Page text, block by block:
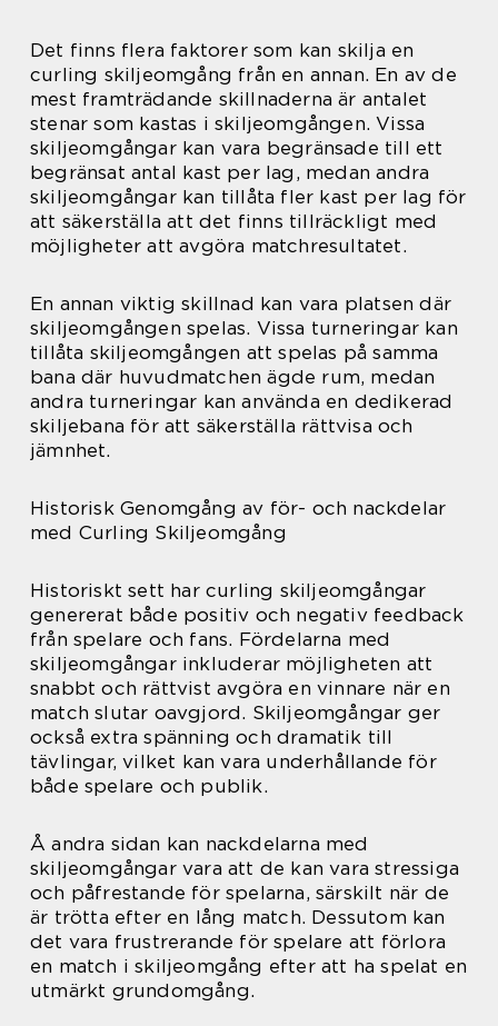
Det finns flera faktorer som kan skilja en
curling skiljeomgång från en annan. En av de
mest framträdande skillnaderna är antalet
stenar som kastas i skiljeomgången. Vissa
skiljeomgångar kan vara begränsade till ett
begränsat antal kast per lag, medan andra
skiljeomgångar kan tillåta fler kast per lag för
att säkerställa att det finns tillräckligt med
möjligheter att avgöra matchresultatet.
En annan viktig skillnad kan vara platsen där
skiljeomgången spelas. Vissa turneringar kan
tillåta skiljeomgången att spelas på samma
bana där huvudmatchen ägde rum, medan
andra turneringar kan använda en dedikerad
skiljebana för att säkerställa rättvisa och
jämnhet.
Historisk Genomgång av för- och nackdelar
med Curling Skiljeomgång
Historiskt sett har curling skiljeomgångar
genererat både positiv och negativ feedback
från spelare och fans. Fördelarna med
skiljeomgångar inkluderar möjligheten att
snabbt och rättvist avgöra en vinnare när en
match slutar oavgjord. Skiljeomgångar ger
också extra spänning och dramatik till
tävlingar, vilket kan vara underhållande för
både spelare och publik.
Å andra sidan kan nackdelarna med
skiljeomgångar vara att de kan vara stressiga
och påfrestande för spelarna, särskilt när de
är trötta efter en lång match. Dessutom kan
det vara frustrerande för spelare att förlora
en match i skiljeomgång efter att ha spelat en
utmärkt grundomgång.